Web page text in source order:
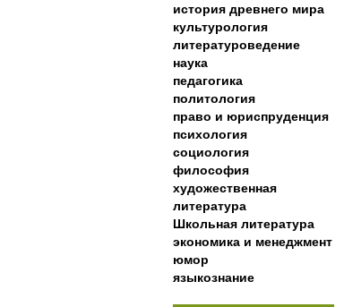
история древнего мира
культурология
литературоведение
наука
педагогика
политология
право и юриспруденция
психология
социология
философия
художественная
литература
Школьная литература
экономика и менеджмент
юмор
языкознание